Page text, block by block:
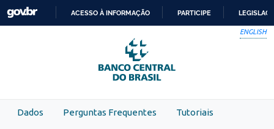
Skip to main content
PARA
O
CONTEÚDO
ACESSO À INFORMAÇÃO PARTICIPE
ENGLISH
Dados Perguntas Frequentes Tutoriais